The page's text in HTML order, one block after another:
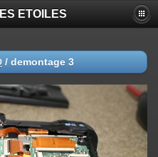
ETOILES
/ demontage 3